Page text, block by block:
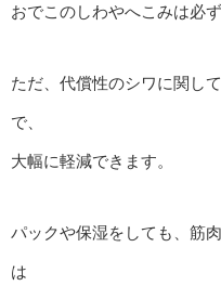
おでこのしわやへこみは必
ただ、代償性のシワに関し
で、
大幅に軽減できます。
パックや保湿をしても、筋
は